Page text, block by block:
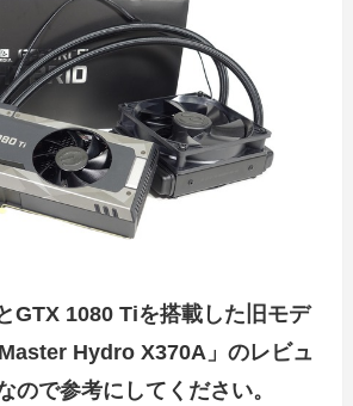
GTX 1080 Tiを搭載した旧モデ
Hydro X370A」のレビュ
ので参考にしてください。